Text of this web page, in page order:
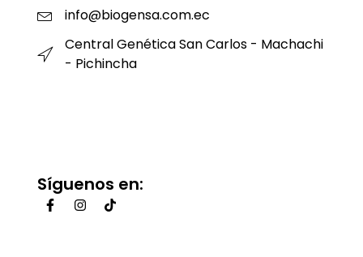
info@biogensa.com.ec
Central Genética San Carlos - Machachi
- Pichincha
Síguenos en: